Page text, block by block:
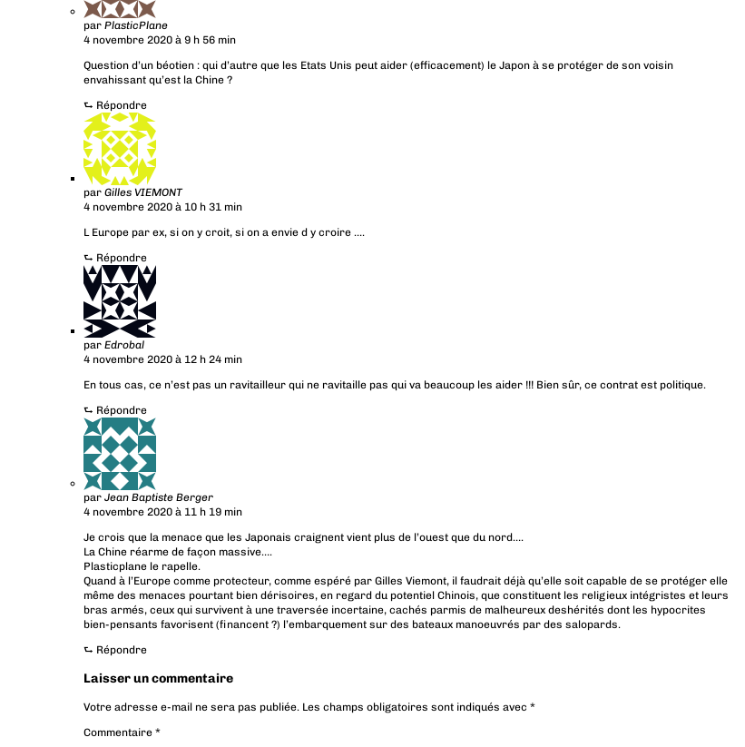
par PlasticPlane
4 novembre 2020 à 9 h 56 min
Question d’un béotien : qui d’autre que les Etats Unis peut aider (efficacement) le Japon à se protéger de son voisin
envahissant qu’est la Chine ?
⮑ Répondre
par Gilles VIEMONT
4 novembre 2020 à 10 h 31 min
L Europe par ex, si on y croit, si on a envie d y croire ….
⮑ Répondre
par Edrobal
4 novembre 2020 à 12 h 24 min
En tous cas, ce n’est pas un ravitailleur qui ne ravitaille pas qui va beaucoup les aider !!! Bien sûr, ce contrat est politique.
⮑ Répondre
par Jean Baptiste Berger
4 novembre 2020 à 11 h 19 min
Je crois que la menace que les Japonais craignent vient plus de l’ouest que du nord….
La Chine réarme de façon massive….
Plasticplane le rapelle.
Quand à l’Europe comme protecteur, comme espéré par Gilles Viemont, il faudrait déjà qu’elle soit capable de se protéger elle
même des menaces pourtant bien dérisoires, en regard du potentiel Chinois, que constituent les religieux intégristes et leurs
bras armés, ceux qui survivent à une traversée incertaine, cachés parmis de malheureux deshérités dont les hypocrites
bien-pensants favorisent (financent ?) l’embarquement sur des bateaux manoeuvrés par des salopards.
⮑ Répondre
Laisser un commentaire
Votre adresse e-mail ne sera pas publiée. Les champs obligatoires sont indiqués avec *
Commentaire *